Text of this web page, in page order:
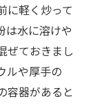
を再現
の違い解
ンジする
に軽く炒って
は水に溶けや
ぜておきまし
ルや厚手の
容器があると